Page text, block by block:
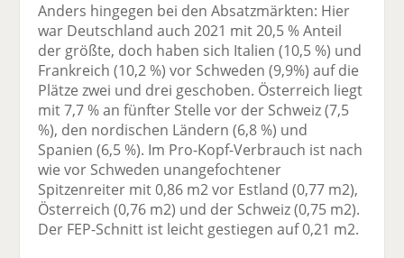
Anders hingegen bei den Absatzmärkten: Hier
war Deutschland auch 2021 mit 20,5 % Anteil
der größte, doch haben sich Italien (10,5 %) und
Frankreich (10,2 %) vor Schweden (9,9%) auf die
Plätze zwei und drei geschoben. Österreich liegt
mit 7,7 % an fünfter Stelle vor der Schweiz (7,5
%), den nordischen Ländern (6,8 %) und
Spanien (6,5 %). Im Pro-Kopf-Verbrauch ist nach
wie vor Schweden unangefochtener
Spitzenreiter mit 0,86 m2 vor Estland (0,77 m2),
Österreich (0,76 m2) und der Schweiz (0,75 m2).
Der FEP-Schnitt ist leicht gestiegen auf 0,21 m2.